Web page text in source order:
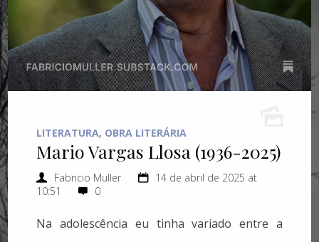
LITERATURA, OBRA LITERÁRIA
Mario Vargas Llosa (1936-2025)
Fabricio Muller
14 de abril de 2025 at
10:51
0
Na adolescência eu tinha variado entre a